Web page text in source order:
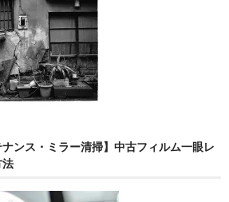
ナンス・ミラー清掃】中古フィルム一眼レ
法